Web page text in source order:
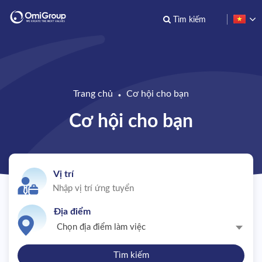
CƠ HỘI CHO BẠN
OMI NEWS
CẨM NANG
LIÊN HỆ
Trang chủ ● Cơ hội cho bạn
Cơ hội cho bạn
Vị trí
Địa điểm
Chọn địa điểm làm việc
Tìm kiếm